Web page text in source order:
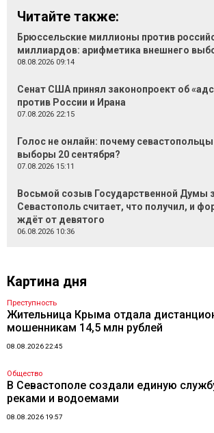
Читайте также:
Брюссельские миллионы против
миллиардов: арифметика внешнего
08.08.2026 09:14
Сенат США принял законопроект об
против России и Ирана
07.08.2026 22:15
Голос не онлайн: почему
выборы 20 сентября?
07.08.2026 15:11
Восьмой созыв Государственной Думы
Севастополь считает, что получил, и
ждёт от девятого
06.08.2026 10:36
Картина дня
Преступность
Жительница Крыма отдала
мошенникам 14,5 млн рублей
08.08.2026 22:45
Общество
В Севастополе создали единую
реками и водоемами
08.08.2026 19:57